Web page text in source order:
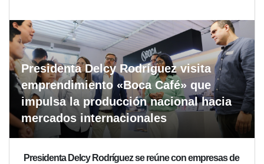
Presidenta Delcy Rodríguez visita
emprendimiento «Boca Café» que
impulsa la producción nacional hacia
mercados internacionales
Presidenta Delcy Rodríguez se reúne con empresas de